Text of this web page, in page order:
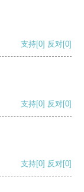
支持[0] 反对[0]
支持[0] 反对[0]
支持[0] 反对[0]